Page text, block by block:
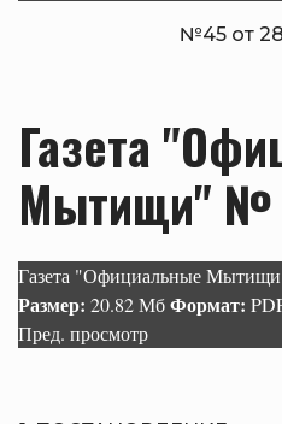
№45 от
Газета
Мытищи" №
Газета "Официальные
Размер: 20.82 МбФормат:
Пред. просмотр